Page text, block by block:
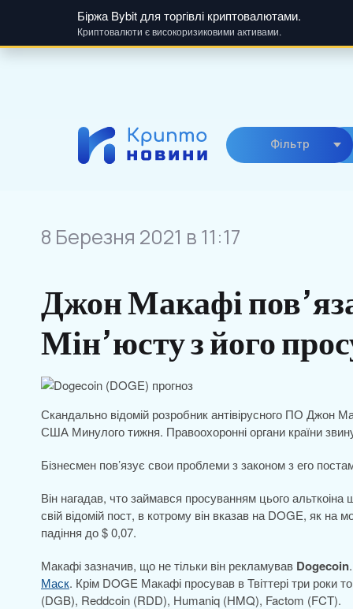
Біржа Bybit для торгівлі криптовалютами.
Криптовалюти є високоризиковими активами.
Фiльтр
8 Березня 2021 в 11:17
Джон Макафі
Мін’юсту з його
Скандально відомій розробник антівірусного ПО Джон
США Минулого тижня. Правоохоронні органи країни
Бізнесмен пов’язує свои проблеми з законом з его
Він нагадав, что займався просуванням цього
свій відомій пост, в котрому він вказав на DOGE, як на
падіння до $ 0,07.
Макафі зазначив, що не тільки він рекламував Dogecoin
Маск. Крім DOGE Макафі просував в Твіттері три роки
(DGB), Reddcoin (RDD), Humaniq (HMQ), Factom (FCT).